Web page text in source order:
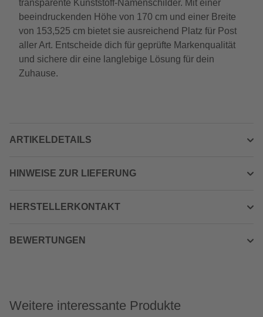
transparente Kunststoff-Namenschilder. Mit einer
beeindruckenden Höhe von 170 cm und einer Breite
von 153,525 cm bietet sie ausreichend Platz für Post
aller Art. Entscheide dich für geprüfte Markenqualität
und sichere dir eine langlebige Lösung für dein
Zuhause.
ARTIKELDETAILS
HINWEISE ZUR LIEFERUNG
HERSTELLERKONTAKT
BEWERTUNGEN
Weitere interessante Produkte